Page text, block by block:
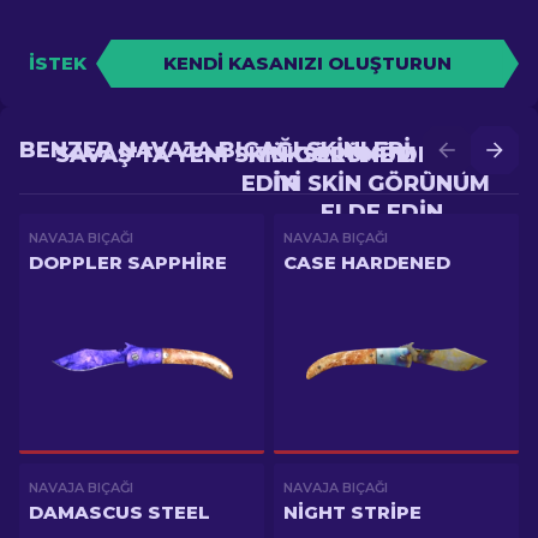
İSTEK KENDI KASANIZI OLUŞTURUN
YÜKSELTME'DE DAHA
IYI SKIN GÖRÜNÜM
ELDE EDIN
SAVAŞ'TA YENI SKIN GÖRÜNÜM ELDE
EDIN
BENZER NAVAJA BIÇAĞI SKINLERI
NAVAJA BIÇAĞI
DOPPLER SAPPHIRE
NAVAJA BIÇAĞI
CASE HARDENED
NAVAJA BIÇAĞI
DAMASCUS STEEL
NAVAJA BIÇAĞI
NIGHT STRIPE